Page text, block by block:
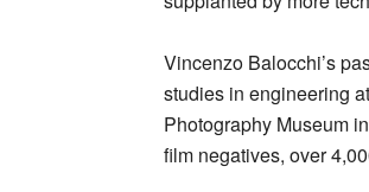
Vincenzo Balocchi’s
studies in engineering
Photography Museum
film negatives, over